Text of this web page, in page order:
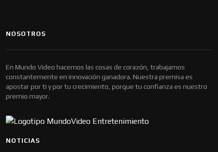
NOSOTROS
En Mundo Video hacemos las cosas de corazón, trabajamos
constantemente en innovación ganadora. Nuestra premisa es
apostar por ti y por tu crecimiento, porque tu confianza es nuestro
premio mayor.
NOTICIAS